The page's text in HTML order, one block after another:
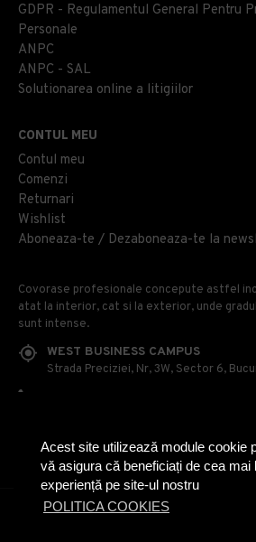
Acest site utilizează module cookie
vă asigura că beneficiați de cea mai
experiență pe site-ul nostru
POLITICA COOKIES
GDPR - Regulamentul General Pentru
Personale
ANPC
ANPC - SAL
Solutionarea online a litigiilor
CONTUL MEU
Contul meu
Comenzi
Returnari
Wishlist
Aboneaza-te / Dezaboneaza-te la
Covorase profesionale concepute astfel
atat la interior, cat si la exterior, unde
sunt intense.
WEST BUSINESS CAMPUS
Strada Preciziei, Nr, 3W, Sector 6,
OFFICE@COVOARE-
© Covoare Profesionale - Toate